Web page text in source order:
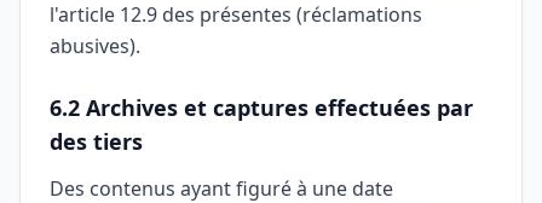
l'article 12.9 des présentes (réclamations
abusives).
6.2 Archives et captures effectuées par
des tiers
Des contenus ayant figuré à une date